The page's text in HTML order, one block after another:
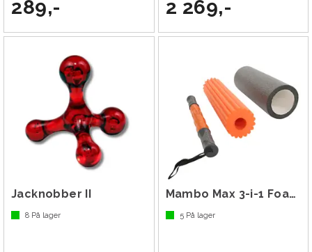
289,- 2 269,-
Jacknobber II
8 På lager
Mambo Max 3-i-1 Foam Roller
5På lager